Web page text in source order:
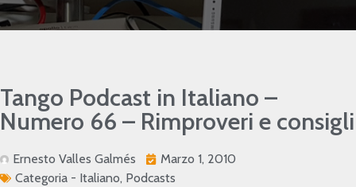
Tango Podcast in Italiano –
Numero 66 – Rimproveri e consigli
Ernesto Valles Galmés
Marzo 1, 2010
Categoria - Italiano, Podcasts